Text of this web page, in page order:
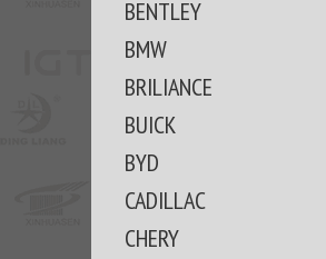
BENTLEY
BMW
BRILIANCE
BUICK
BYD
CADILLAC
CHERY